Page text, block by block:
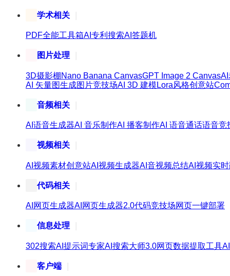
学术相关
PDF全能工具箱AI专利搜索AI答题机
图片处理
3D摄影棚 Nano Banana CanvasGPT Image 2 CanvasAI
AI 矢量图生成图片竞技场AI 3D 建模 Lora风格创意站
音频相关
AI语音生成器AI 音乐制作AI 播客制作AI 语音通话语音竞
视频相关
AI视频素材创意站AI视频生成器AI音视频总结AI视频实
代码相关
AI网页生成器AI网页生成器2.0代码竞技场网页一键部署
信息处理
302搜索AI提示词专家AI搜索大师3.0网页数据提取工具
客户端